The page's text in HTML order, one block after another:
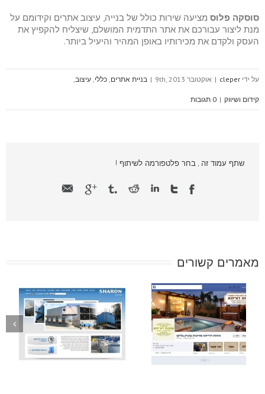
סוסקה פלוסמציעה שירות כולל של בנייה, עיצוב אתרים וקידומם על
מנת ליצור עבורכם את אתר התדמית המושלם, שיצליח להקפיץ את
העסק ולקדם את מכירותיו באופן המהיר והיעיל ביותר.
על ידי cleper
| אוקטובר 9th, 2013 | בניית אתרים, כללי, עיצוב,
קידום ושיווק | 0 תגובות
שתף עמוד זה , בחר פלטפורמה לשיתוף !
מאמרים קשורים